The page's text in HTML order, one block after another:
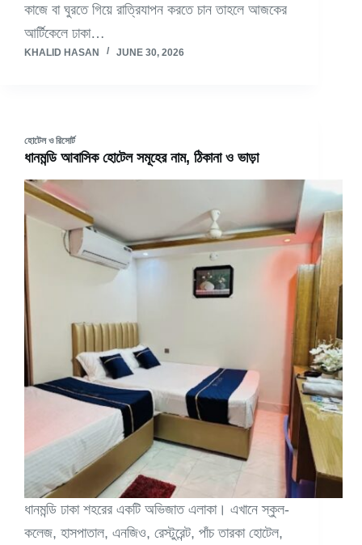
কাজে বা ঘুরতে গিয়ে রাত্রিযাপন করতে চান তাহলে আজকের
আর্টিকেলে ঢাকা…
KHALID HASAN JUNE 30, 2026
হোটেল ও রিসোর্ট
ধানমন্ডি আবাসিক হোটেল সমূহের নাম, ঠিকানা ও ভাড়া
ধানমন্ডি ঢাকা শহরের একটি অভিজাত এলাকা। এখানে স্কুল-
কলেজ, হাসপাতাল, এনজিও, রেস্টুরেন্ট, পাঁচ তারকা হোটেল,